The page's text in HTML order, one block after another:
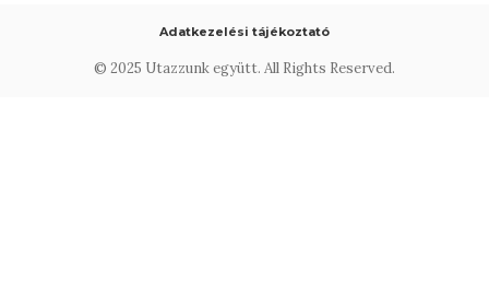
© 2025 Utazzunk együtt. All Rights Reserved.
Adatkezelési tájékoztató